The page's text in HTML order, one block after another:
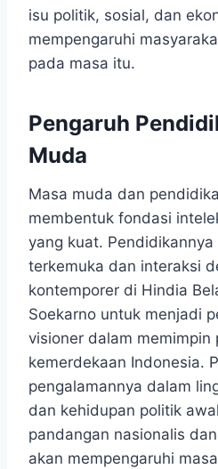
isu politik, sosial, dan
mempengaruhi
pada masa itu.
Pengaruh
Muda
Masa muda dan
membentuk fondasi
yang kuat.
terkemuka dan interaksi
kontemporer di Hindia
Soekarno untuk menjadi
visioner dalam memimpin
kemerdekaan Indonesia.
pengalamannya dalam
dan kehidupan politik
pandangan nasionalis
akan mempengaruhi